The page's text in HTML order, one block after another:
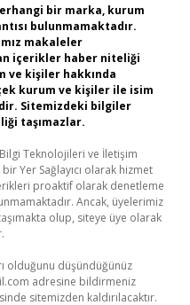
bir marka, kurum
bulunmamaktadır.
makaleler
içerikler haber niteliği
ve kişiler hakkında
kurum ve kişiler ile isim
Sitemizdeki bilgiler
taşımazlar.
Bilgi Teknolojileri ve İletişim
Yer Sağlayıcı olarak hizmet
proaktif olarak denetleme
Ancak, üyelerimiz
olup, siteye üye olarak
olduğunu düşündüğünüz
adresine bildirmeniz
sitemizden kaldırılacaktır.